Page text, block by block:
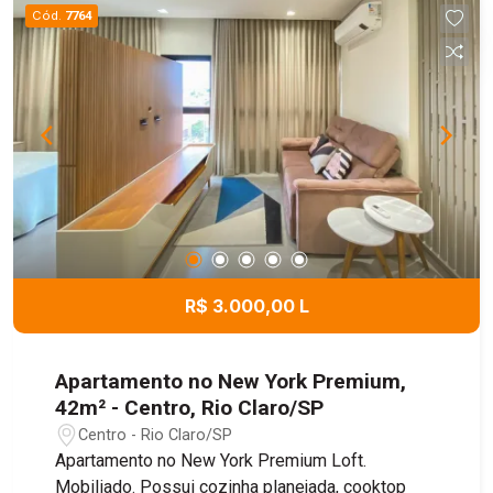
Cód. 7764
R$ 3.000,00 L
Apartamento no New York Premium,
42m² - Centro, Rio Claro/SP
Centro - Rio Claro/SP
Apartamento no New York Premium Loft.
Mobiliado. Possui cozinha planejada, cooktop